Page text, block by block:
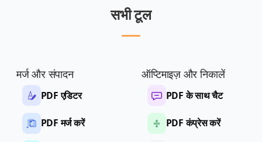
सभी टूल
मर्ज और संपादन
PDF एडिटर
PDF मर्ज करें
ऑप्टिमाइज़ और निकालें
PDF के साथ चैट
PDF कंप्रेस करें